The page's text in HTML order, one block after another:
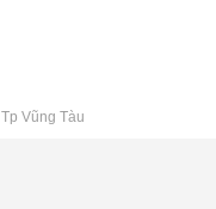
Tp Vũng Tàu